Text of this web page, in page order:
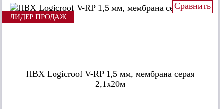
ЛИДЕР ПРОДАЖ
ПВХ Logicroof V-RP 1,5 мм, мембрана серая
2,1х20м
Сравнить